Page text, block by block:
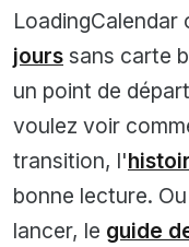
LoadingCalendar
jours sans carte
un point de
voulez voir
transition, l'
bonne lecture.
lancer, le guide